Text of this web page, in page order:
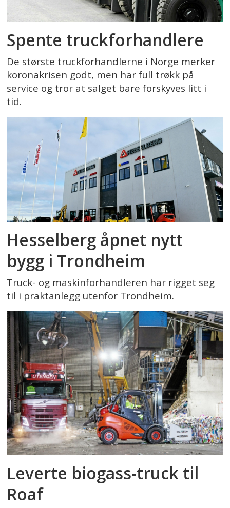
Spente truckforhandlere
De største truckforhandlerne i Norge merker
koronakrisen godt, men har full trøkk på
service og tror at salget bare forskyves litt i
tid.
Hesselberg åpnet nytt
bygg i Trondheim
Truck- og maskinforhandleren har rigget seg
til i praktanlegg utenfor Trondheim.
Leverte biogass-truck til
Roaf